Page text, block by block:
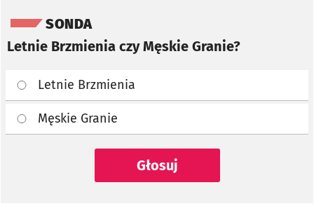
SONDA
Letnie Brzmienia czy Męskie Granie?
Letnie Brzmienia
Męskie Granie
Głosuj